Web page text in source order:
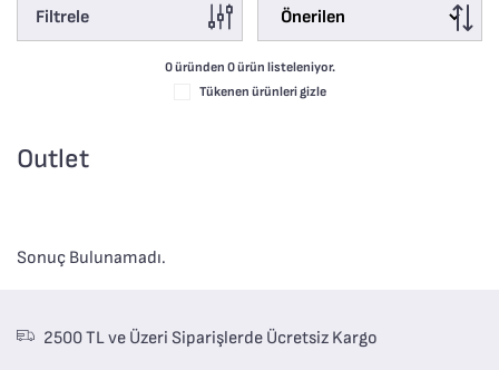
Filtrele
0 üründen 0ürün listeleniyor.
Tükenen ürünleri gizle
Outlet
Sonuç Bulunamadı.
2500 TL ve Üzeri Siparişlerde Ücretsiz Kargo